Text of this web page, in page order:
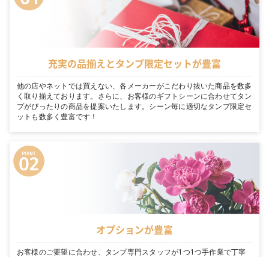
充実の品揃えとタンプ限定セットが豊富
他の店やネットでは買えない、各メーカーがこだわり抜いた商品を数多
く取り揃えております。さらに、お客様のギフトシーンに合わせてタン
プがぴったりの商品を提案いたします。シーン毎に適切なタンプ限定セ
ットも数多く豊富です！
オプションが豊富
お客様のご要望に合わせ、タンプ専門スタッフが1つ1つ手作業で丁寧